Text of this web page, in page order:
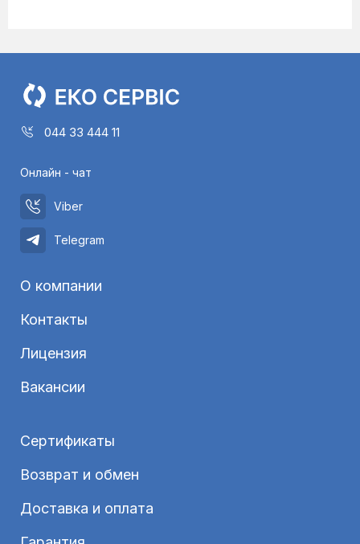
044 33 444 11
Онлайн - чат
Viber
Telegram
О компании
Контакты
Лицензия
Вакансии
Сертификаты
Возврат и обмен
Доставка и оплата